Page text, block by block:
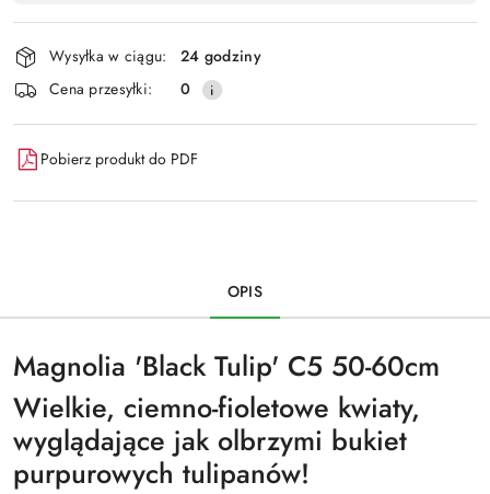
Wyślij
dostawa
Wysyłka w ciągu:
24 godziny
Cena przesyłki:
0
Pobierz produkt do PDF
OPIS
Magnolia 'Black Tulip' C5 50-60cm
Wielkie, ciemno-fioletowe kwiaty,
wyglądające jak olbrzymi bukiet
purpurowych tulipanów!